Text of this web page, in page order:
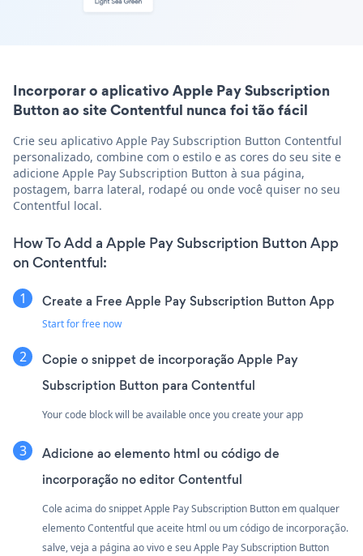
Incorporar o aplicativo Apple Pay Subscription
Button ao site Contentful nunca foi tão fácil
Crie seu aplicativo Apple Pay Subscription Button Contentful
personalizado, combine com o estilo e as cores do seu site e
adicione Apple Pay Subscription Button à sua página,
postagem, barra lateral, rodapé ou onde você quiser no seu
Contentful local.
How To Add a Apple Pay Subscription Button App
on Contentful:
Create a Free Apple Pay Subscription Button App
Start for free now
Copie o snippet de incorporação Apple Pay
Subscription Button para Contentful
Your code block will be available once you create your app
Adicione ao elemento html ou código de
incorporação no editor Contentful
Cole acima do snippet Apple Pay Subscription Button em qualquer
elemento Contentful que aceite html ou um código de incorporação.
salve, veja a página ao vivo e seu Apple Pay Subscription Button